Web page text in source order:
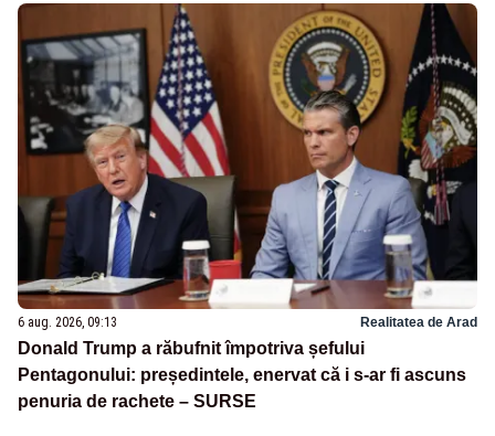
6 aug. 2026, 09:13 Realitatea de Arad
Donald Trump a răbufnit împotriva șefului
Pentagonului: președintele, enervat că i s-ar fi ascuns
penuria de rachete – SURSE